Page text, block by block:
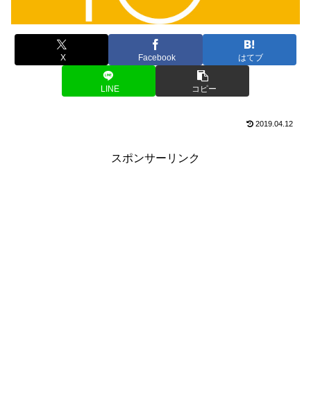
X Facebook はてブ
LINE コピー
2019.04.12
スポンサーリンク